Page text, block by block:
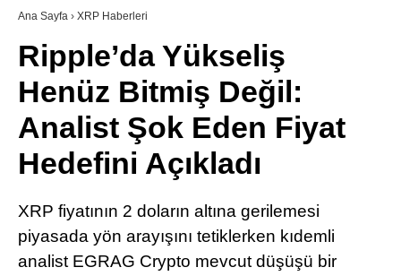
Youtube
TikTok
Pinterest
SÖZLÜK
Ana Sayfa › XRP Haberleri
Ripple’da Yükseliş
Henüz Bitmiş Değil:
Analist Şok Eden Fiyat
Hedefini Açıkladı
XRP fiyatının 2 doların altına gerilemesi
piyasada yön arayışını tetiklerken kıdemli
analist EGRAG Crypto mevcut düşüşü bir